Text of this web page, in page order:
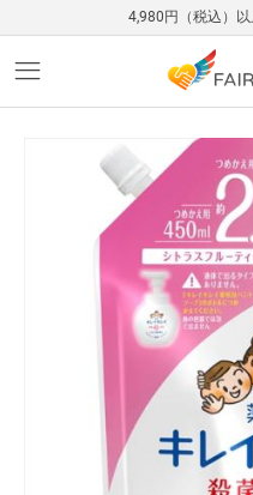
4,980円（税込）